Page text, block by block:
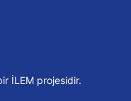
İLEM projesidir.